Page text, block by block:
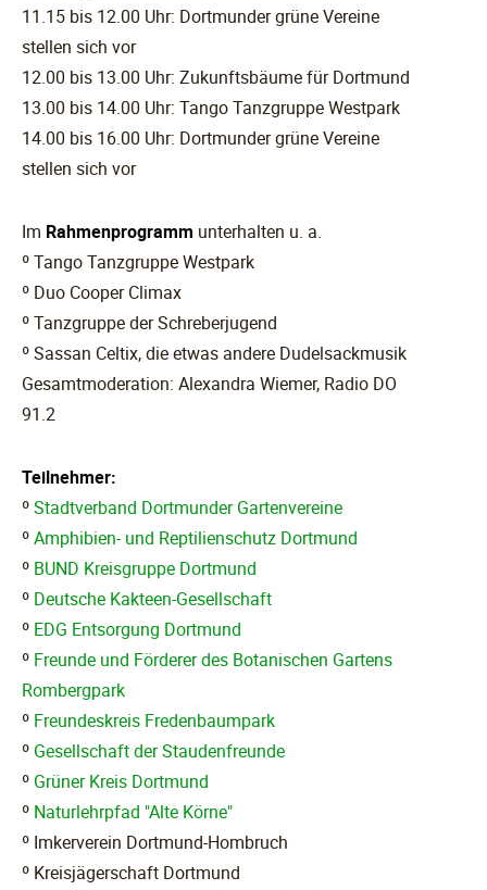
11.15 bis 12.00 Uhr: Dortmunder grüne Vereine
stellen sich vor
12.00 bis 13.00 Uhr: Zukunftsbäume für Dortmund
13.00 bis 14.00 Uhr: Tango Tanzgruppe Westpark
14.00 bis 16.00 Uhr: Dortmunder grüne Vereine
stellen sich vor
Im Rahmenprogramm unterhalten u. a.
º Tango Tanzgruppe Westpark
º Duo Cooper Climax
º Tanzgruppe der Schreberjugend
º Sassan Celtix, die etwas andere Dudelsackmusik
Gesamtmoderation: Alexandra Wiemer, Radio DO
91.2
Teilnehmer:
ºStadtverband Dortmunder Gartenvereine
ºAmphibien- und Reptilienschutz Dortmund
º BUND Kreisgruppe Dortmund
º Deutsche Kakteen-Gesellschaft
º EDG Entsorgung Dortmund
º Freunde und Förderer des Botanischen Gartens
Rombergpark
º Freundeskreis Fredenbaumpark
º Gesellschaft der Staudenfreunde
º Grüner Kreis Dortmund
º Naturlehrpfad "Alte Körne"
º Imkerverein Dortmund-Hombruch
º Kreisjägerschaft Dortmund